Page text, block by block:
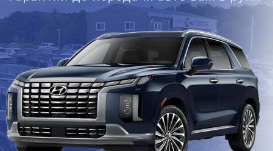
КАТАЛОГ
БЕСПЛАТНЫЙ ПОДБОР АВТО
Подбор — лучший
вариант под ваш
бюджет.
Качество — проверка и
страховка авто.
Прозрачность — без
скрытых комиссий.
Доставка под ключ —
до вашего города.